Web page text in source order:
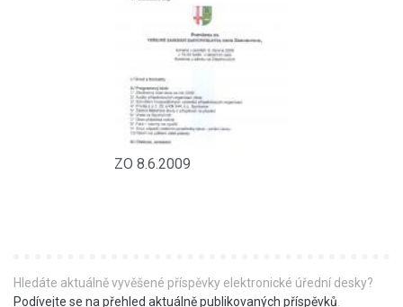
ZO 8.6.2009
Hledáte aktuálně vyvěšené příspěvky elektronické úřední desky?
Podívejte se na přehled aktuálně publikovaných příspěvků